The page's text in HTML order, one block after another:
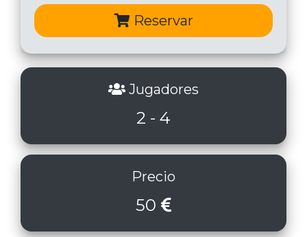
Reservar
Jugadores
2 - 4
Precio
50